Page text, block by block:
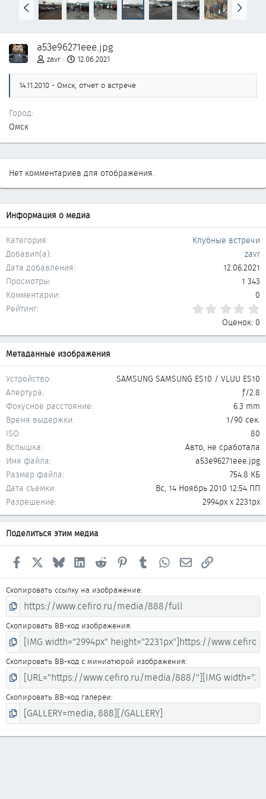
а
а
д
п
р
a53e96271eee.jpg
zavr 12.06.2021
14.11.2010 - Омск, отчет о встрече
Город
Омск
Нет комментариев для отображения.
Информация о медиа
Категория
Клубные встречи
Добавил(а)
zavr
Дата добавления
12.06.2021
Просмотры
1 343
Комментарии
0
Рейтинг
Оценок: 0
Метаданные изображения
Устройство
SAMSUNG SAMSUNG ES10 / VLUU ES10
Апертура
ƒ/2.8
Фокусное расстояние
6.3 mm
Время выдержки
1/90 сек.
ISO
80
Вспышка
Авто, не сработала
Имя файла
a53e96271eee.jpg
Размер файла
754.8 КБ
Дата съемки
Вс, 14 Ноябрь 2010 12:54 ПП
Разрешение
2994px x 2231px
Поделиться этим медиа
Facebook Bluesky LinkedInReddit PinterestTumblr WhatsAppЭлектронная почта
Ссылка
Скопировать ссылку на изображение
Скопировать BB-код изображения
Скопировать BB-код с миниатюрой изображения
Скопировать BB-код галереи